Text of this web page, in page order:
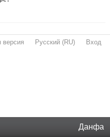
Данфа
версия Русский (RU) Вход